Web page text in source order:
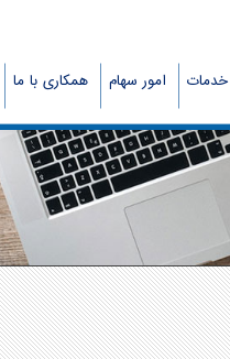
خدمات امور سهام همکاری با ما